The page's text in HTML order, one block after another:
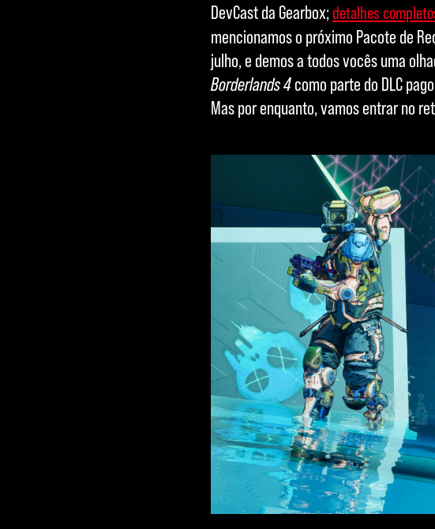
DevCast da Gearbox;detalhes
mencionamos o próximo Pacote de
julho, e demos a todos vocês uma
Borderlands 4como parte do DLC
Mas por enquanto, vamos entrar no